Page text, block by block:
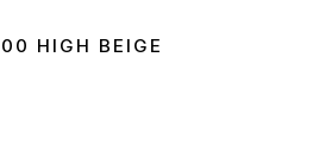
HIGH BEIGE